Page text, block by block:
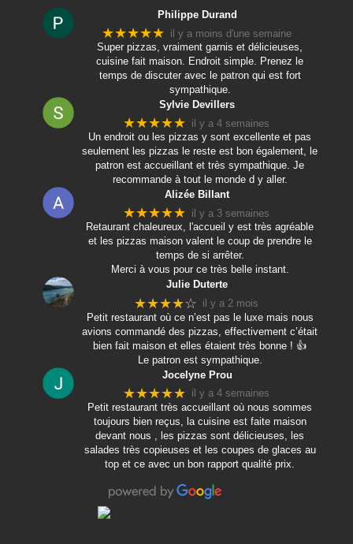
Philippe Durand
★★★★★ il y a moins d'une semaine
Super pizzas, vraiment garnis et délicieuses,
cuisine fait maison. Endroit simple. Prenez le
temps de discuter avec le patron qui est fort
sympathique.
Sylvie Devillers
★★★★★ il y a 4 semaines
Un endroit ou les pizzas y sont excellente et pas
seulement les pizzas le reste est bon également, le
patron est accueillant et très sympathique. Je
recommande à tout le monde d y aller.
Alizée Billant
★★★★★ il y a 3 semaines
Retaurant chaleureux, l'accueil y est très agréable
et les pizzas maison valent le coup de prendre le
temps de si arrêter.
Merci à vous pour ce très belle instant.
Julie Duterte
★★★★☆ il y a 2 mois
Petit restaurant où ce n’est pas le luxe mais nous
avions commandé des pizzas, effectivement c’était
bien fait maison et elles étaient très bonne ! 👍
Le patron est sympathique.
Jocelyne Prou
★★★★★ il y a 4 semaines
Petit restaurant très accueillant où nous sommes
toujours bien reçus, la cuisine est faite maison
devant nous , les pizzas sont délicieuses, les
salades très copieuses et les coupes de glaces au
top et ce avec un bon rapport qualité prix.